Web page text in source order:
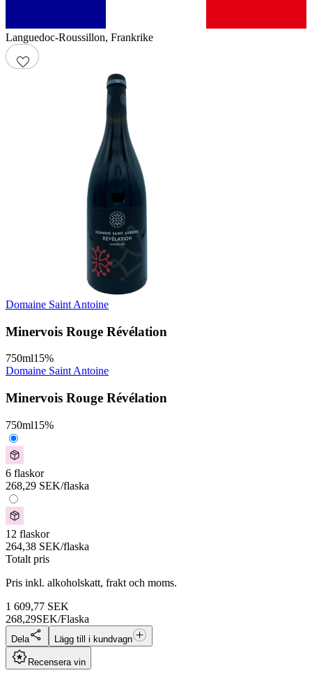
Languedoc-Roussillon, Frankrike
Domaine Saint Antoine
Minervois Rouge Révélation
750ml15%
Domaine Saint Antoine
Minervois Rouge Révélation
750ml15%
6 flaskor
268,29 SEK/flaska
12 flaskor
264,38 SEK/flaska
Totalt pris
Pris inkl. alkoholskatt, frakt och moms.
1 609,77 SEK
268,29SEK/Flaska
Dela Lägg till i kundvagn
Recensera vin